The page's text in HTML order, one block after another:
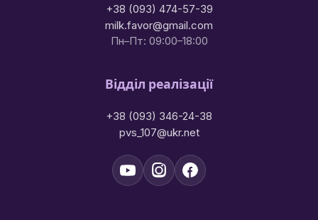
+38 (093) 474-57-39
milk.favor@gmail.com
Пн–Пт: 09:00–18:00
Відділ реалізації
+38 (093) 346-24-38
pvs_107@ukr.net